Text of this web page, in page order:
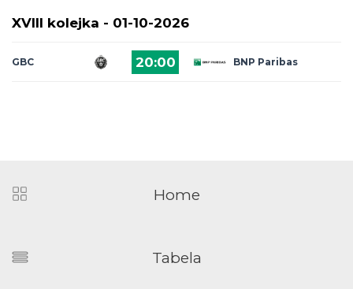
XVIII kolejka - 01-10-2026
GBC 20:00 BNP Paribas
Home
Tabela